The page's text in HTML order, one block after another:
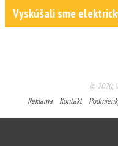
Vyskúšali sme
© 2020,
Reklama
Kontakt